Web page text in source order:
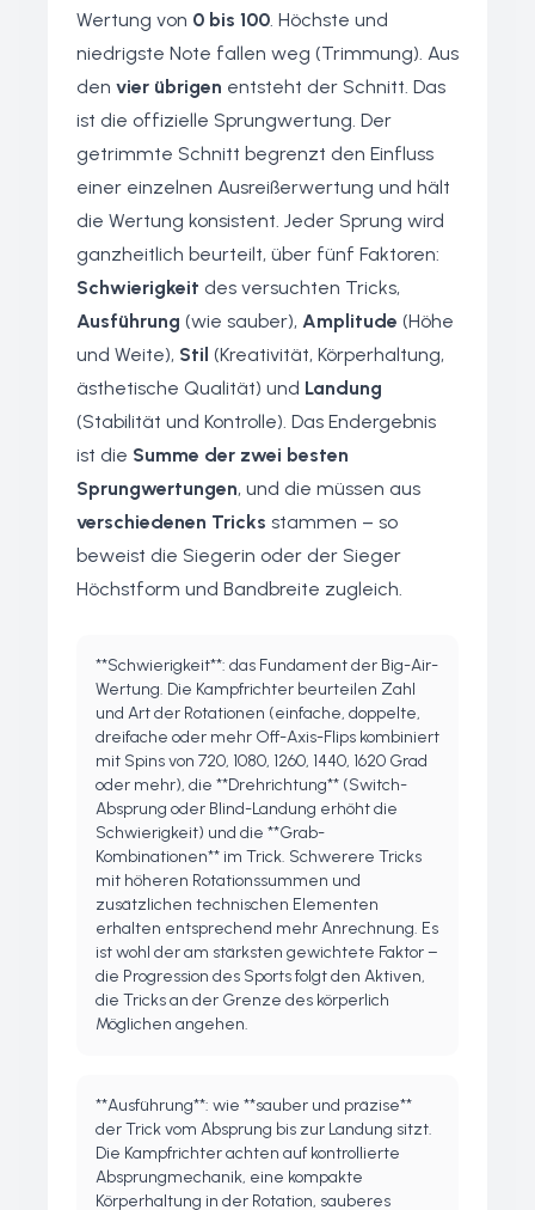
Wertung von 0 bis 100. Höchste und
niedrigste Note fallen weg (Trimmung). Aus
den vier übrigen entsteht der Schnitt. Das
ist die offizielle Sprungwertung. Der
getrimmte Schnitt begrenzt den Einfluss
einer einzelnen Ausreißerwertung und hält
die Wertung konsistent. Jeder Sprung wird
ganzheitlich beurteilt, über fünf Faktoren:
Schwierigkeit des versuchten Tricks,
Ausführung (wie sauber), Amplitude (Höhe
und Weite), Stil (Kreativität, Körperhaltung,
ästhetische Qualität) und Landung
(Stabilität und Kontrolle). Das Endergebnis
ist die Summe der zwei besten
Sprungwertungen, und die müssen aus
verschiedenen Tricks stammen – so
beweist die Siegerin oder der Sieger
Höchstform und Bandbreite zugleich.
**Schwierigkeit**: das Fundament der Big-Air-
Wertung. Die Kampfrichter beurteilen Zahl
und Art der Rotationen (einfache, doppelte,
dreifache oder mehr Off-Axis-Flips kombiniert
mit Spins von 720, 1080, 1260, 1440, 1620 Grad
oder mehr), die **Drehrichtung** (Switch-
Absprung oder Blind-Landung erhöht die
Schwierigkeit) und die **Grab-
Kombinationen** im Trick. Schwerere Tricks
mit höheren Rotationssummen und
zusätzlichen technischen Elementen
erhalten entsprechend mehr Anrechnung. Es
ist wohl der am stärksten gewichtete Faktor –
die Progression des Sports folgt den Aktiven,
die Tricks an der Grenze des körperlich
Möglichen angehen.
**Ausführung**: wie **sauber und präzise**
der Trick vom Absprung bis zur Landung sitzt.
Die Kampfrichter achten auf kontrollierte
Absprungmechanik, eine kompakte
Körperhaltung in der Rotation, sauberes